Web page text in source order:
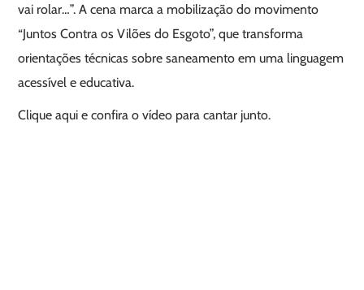
vai rolar…”. A cena marca a mobilização do movimento
“Juntos Contra os Vilões do Esgoto”, que transforma
orientações técnicas sobre saneamento em uma linguagem
acessível e educativa.
Clique aqui e confira o vídeo para cantar junto.